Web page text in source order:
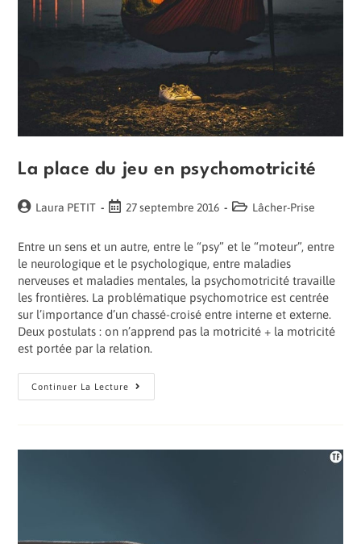
La place du jeu en psychomotricité
Auteur/autrice
la
publication :
Laura PETIT
Publication
27 septembre 2016
PostLâcher-Prise
Entre un sens et un autre, entre le “psy” et le “moteur”, entre
le neurologique et le psychologique, entre maladies
nerveuses et maladies mentales, la psychomotricité travaille
les frontières. La problématique psychomotrice est centrée
sur l’importance d’un chassé-croisé entre interne et externe.
Deux postulats : on n’apprend pas la motricité + la motricité
est portée par la relation.
Continuer La Lecture
La
Place